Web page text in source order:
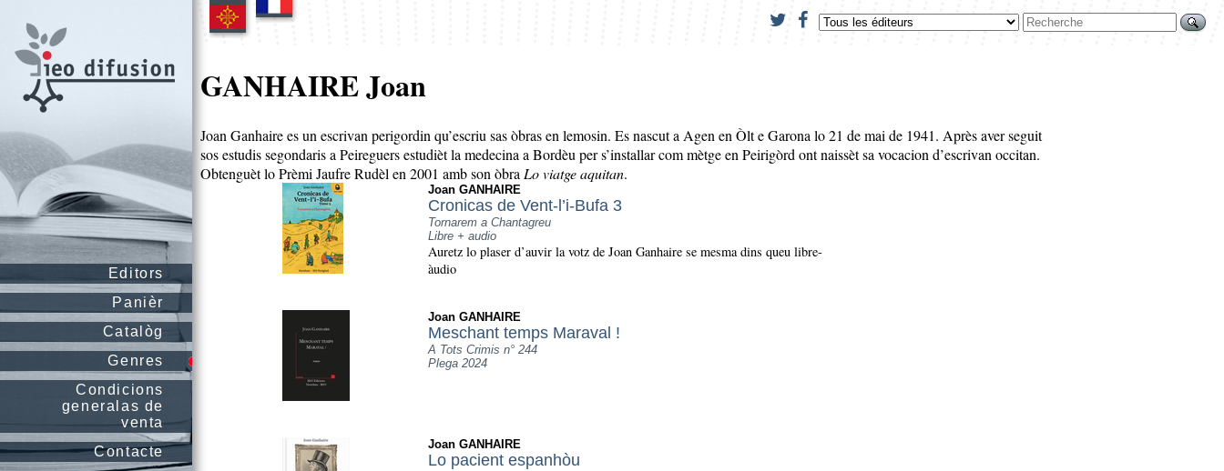
Editors
Panièr
Catalòg
Genres
Condicions
generalas de
venta
Contacte
GANHAIRE Joan
Joan Ganhaire es un escrivan perigordin qu’escriu sas òbras en lemosin. Es nascut a Agen en Òlt e Garona lo 21 de mai de 1941. Après aver seguit
sos estudis segondaris a Peireguers estudièt la medecina a Bordèu per s’installar com mètge en Peirigòrd ont naissèt sa vocacion d’escrivan occitan.
Obtenguèt lo Prèmi Jaufre Rudèl en 2001 amb son òbraLo viatge aquitan.
Joan GANHAIRE
Cronicas de Vent-l’i-Bufa 3
Tornarem a Chantagreu
Libre + audio
Auretz lo plaser d’auvir la votz de Joan Ganhaire se mesma dins queu libre-
àudio
Joan GANHAIRE
Meschant temps Maraval !
A Tots Crimis n° 244
Plega 2024
Joan GANHAIRE
Lo pacient espanhòu